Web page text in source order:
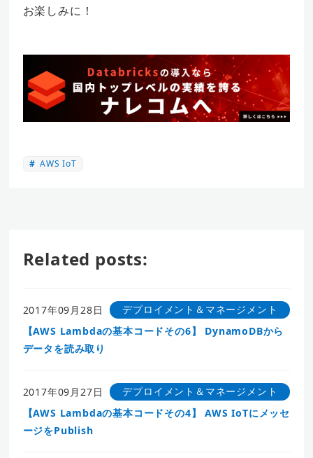
お楽しみに！
AWS IoT
Related posts:
2017年09月28日
デプロイメント＆マネージメント
【AWS Lambdaの基本コードその6】 DynamoDBから
データを読み取り
2017年09月27日
デプロイメント＆マネージメント
【AWS Lambdaの基本コードその4】 AWS IoTにメッセ
ージをPublish